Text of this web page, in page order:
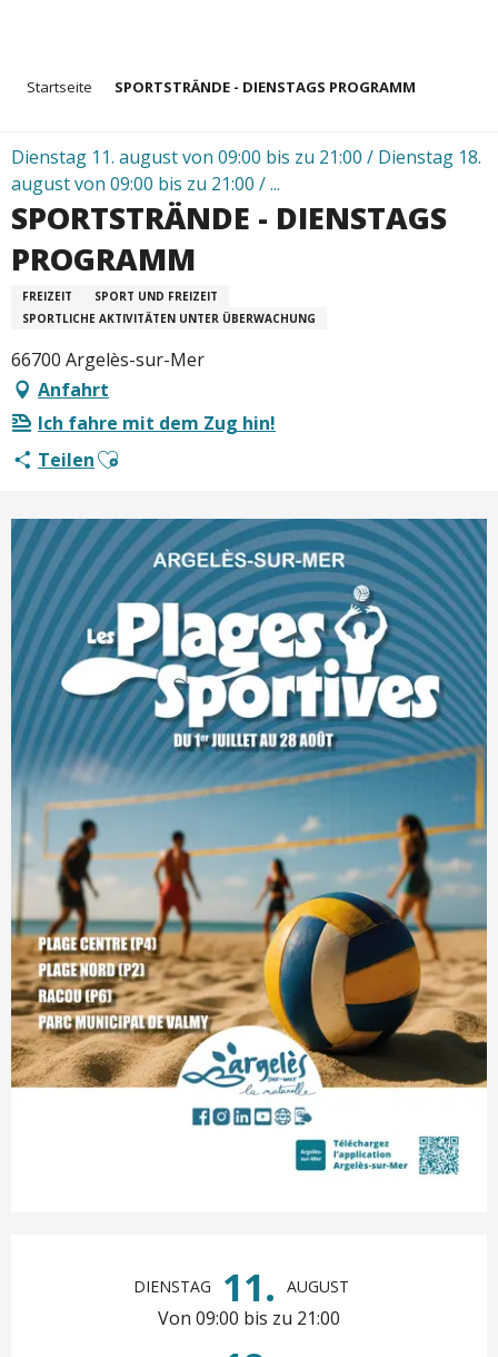
principal
Startseite SPORTSTRÄNDE - DIENSTAGS PROGRAMM
Dienstag 11. august von 09:00 bis zu 21:00 / Dienstag 18.
august von 09:00 bis zu 21:00 / ...
SPORTSTRÄNDE - DIENSTAGS
PROGRAMM
FREIZEIT
SPORT UND FREIZEIT
SPORTLICHE AKTIVITÄTEN UNTER ÜBERWACHUNG
66700 Argelès-sur-Mer
Anfahrt
Ich fahre mit dem Zug hin!
TeilenAjouter aux favoris
DIENSTAG 11. AUGUST
Von 09:00 bis zu 21:00